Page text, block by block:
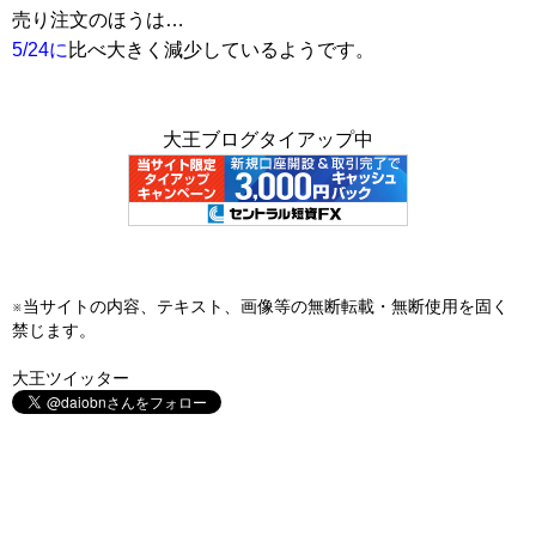
売り注文のほうは…
5/24に比べ大きく減少しているようです。
大王ブログタイアップ中
※当サイトの内容、テキスト、画像等の無断転載・無断使用を固く
禁じます。
大王ツイッター